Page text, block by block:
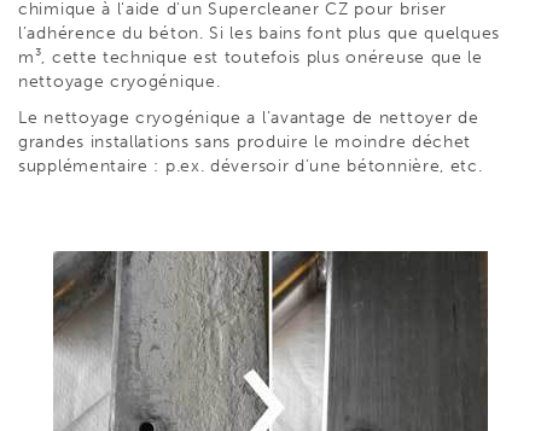
chimique à l'aide d'un Supercleaner CZ pour briser
l’adhérence du béton. Si les bains font plus que quelques
m³, cette technique est toutefois plus onéreuse que le
nettoyage cryogénique.
Le nettoyage cryogénique a l’avantage de nettoyer de
grandes installations sans produire le moindre déchet
supplémentaire : p.ex. déversoir d’une bétonnière, etc.